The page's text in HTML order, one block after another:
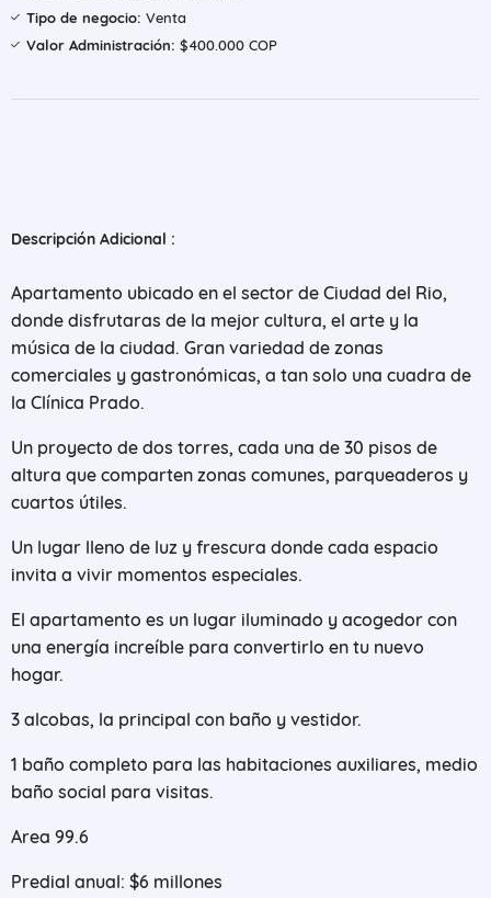
Tipo de negocio: Venta
Valor Administración: $400.000 COP
Descripción Adicional :
Apartamento ubicado en el sector de Ciudad del Rio,
donde disfrutaras de la mejor cultura, el arte y la
música de la ciudad. Gran variedad de zonas
comerciales y gastronómicas, a tan solo una cuadra de
la Clínica Prado.
Un proyecto de dos torres, cada una de 30 pisos de
altura que comparten zonas comunes, parqueaderos y
cuartos útiles.
Un lugar lleno de luz y frescura donde cada espacio
invita a vivir momentos especiales.
El apartamento es un lugar iluminado y acogedor con
una energía increíble para convertirlo en tu nuevo
hogar.
3 alcobas, la principal con baño y vestidor.
1 baño completo para las habitaciones auxiliares, medio
baño social para visitas.
Area 99.6
Predial anual: $6 millones